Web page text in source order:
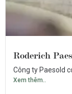
Roderich
Công ty Paesold
Xem thêm..